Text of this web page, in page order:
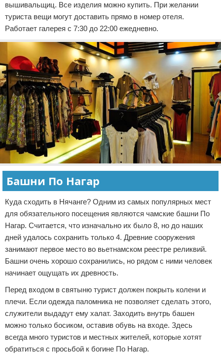
вышивальщиц. Все изделия можно купить. При желании
туриста вещи могут доставить прямо в номер отеля.
Работает галерея с 7:30 до 22:00 ежедневно.
Башни По Нагар
Куда сходить в Нячанге? Одним из самых популярных мест
для обязательного посещения являются чамские башни По
Нагар. Считается, что изначально их было 8, но до наших
дней удалось сохранить только 4. Древние сооружения
занимают первое место во вьетнамском реестре реликвий.
Башни очень хорошо сохранились, но рядом с ними человек
начинает ощущать их древность.
Перед входом в святыню турист должен покрыть колени и
плечи. Если одежда паломника не позволяет сделать этого,
служители выдадут ему халат. Заходить внутрь башен
можно только босиком, оставив обувь на входе. Здесь
всегда много туристов и местных жителей, которые хотят
обратиться с просьбой к богине По Нагар.